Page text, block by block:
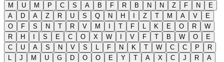
M
U M P C S A B F R B N N Z F N
E
A
D A Z R U S Q N H I Z T M A V
E
O
F S N T R V M I T F L K E O R
W
R
H I S E C O X W I V F T B W O
E
C
U A S N V S L F N K T W C C P
R
L
J M U G D O O E Y T A X C J R
A